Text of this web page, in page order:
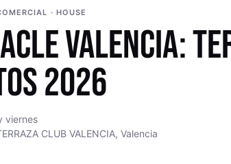
· HOUSE
VALENCIA:
2026
viernes
CLUB VALENCIA, Valencia